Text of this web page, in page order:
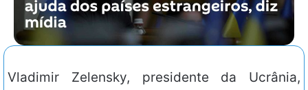
Vladimir Zelensky, presidente da Ucrânia,